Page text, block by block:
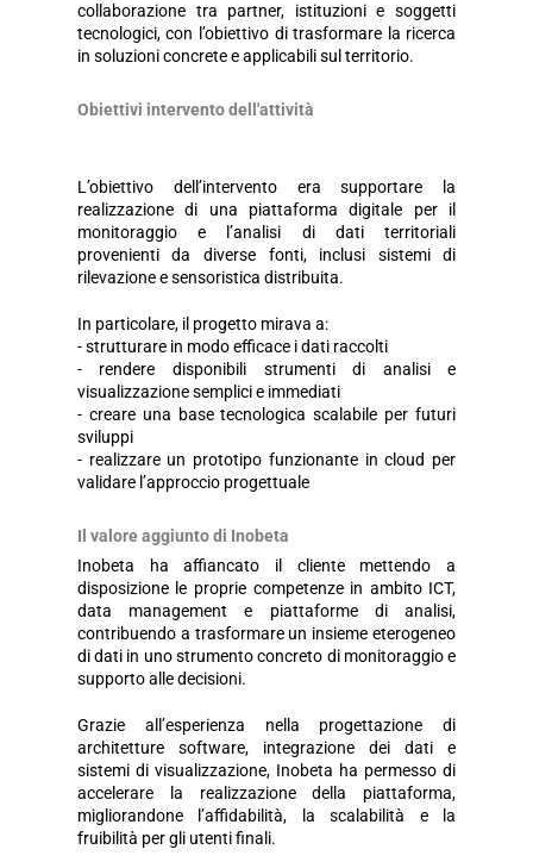
collaborazione tra partner, istituzioni e soggetti
tecnologici, con l’obiettivo di trasformare la ricerca
in soluzioni concrete e applicabili sul territorio.
Obiettivi intervento dell'attività
L’obiettivo dell’intervento era supportare la
realizzazione di una piattaforma digitale per il
monitoraggio e l’analisi di dati territoriali
provenienti da diverse fonti, inclusi sistemi di
rilevazione e sensoristica distribuita.
In particolare, il progetto mirava a:
- strutturare in modo efficace i dati raccolti
- rendere disponibili strumenti di analisi e
visualizzazione semplici e immediati
- creare una base tecnologica scalabile per futuri
sviluppi
- realizzare un prototipo funzionante in cloud per
validare l’approccio progettuale
Il valore aggiunto di Inobeta
Inobeta ha affiancato il cliente mettendo a
disposizione le proprie competenze in ambito ICT,
data management e piattaforme di analisi,
contribuendo a trasformare un insieme eterogeneo
di dati in uno strumento concreto di monitoraggio e
supporto alle decisioni.
Grazie all’esperienza nella progettazione di
architetture software, integrazione dei dati e
sistemi di visualizzazione, Inobeta ha permesso di
accelerare la realizzazione della piattaforma,
migliorandone l’affidabilità, la scalabilità e la
fruibilità per gli utenti finali.